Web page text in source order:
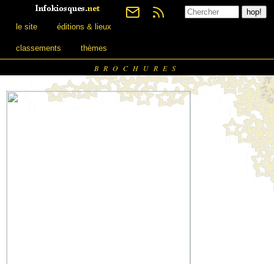
le site éditions & lieux
classements thèmes
BROCHURES